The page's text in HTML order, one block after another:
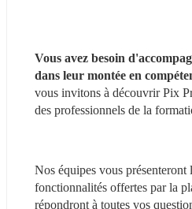
Vous avez besoin
dans leur montée en
vous invitons à découvrir Pix
des professionnels de la
Nos équipes vous présenteront
fonctionnalités offertes par la
répondront à toutes vos